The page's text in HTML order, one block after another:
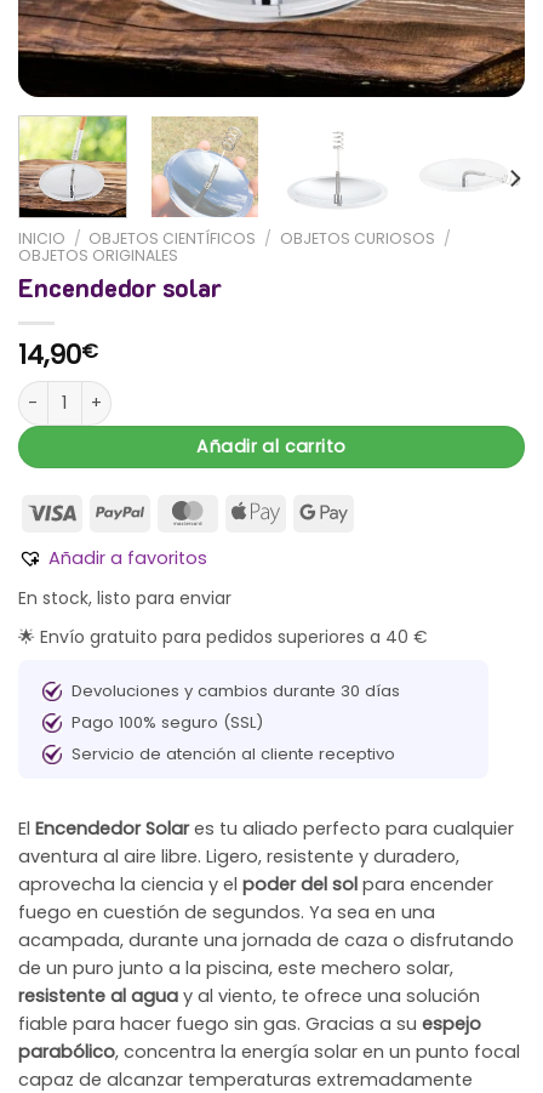
INICIO / OBJETOS CIENTÍFICOS / OBJETOS CURIOSOS /
OBJETOS ORIGINALES
Encendedor solar
14,90€
Encendedor solar cantidad
Añadir al carrito
Añadir a favoritos
En stock, listo para enviar
🌟 Envío gratuito para pedidos superiores a 40 €
Devoluciones y cambios durante 30 días
Pago 100% seguro (SSL)
Servicio de atención al cliente receptivo
El Encendedor Solares tu aliado perfecto para cualquier
aventura al aire libre. Ligero, resistente y duradero,
aprovecha la ciencia y el poder del sol para encender
fuego en cuestión de segundos. Ya sea en una
acampada, durante una jornada de caza o disfrutando
de un puro junto a la piscina, este mechero solar,
resistente al agua y al viento, te ofrece una solución
fiable para hacer fuego sin gas. Gracias a su espejo
parabólico, concentra la energía solar en un punto focal
capaz de alcanzar temperaturas extremadamente